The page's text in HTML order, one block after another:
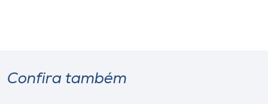
Confira também